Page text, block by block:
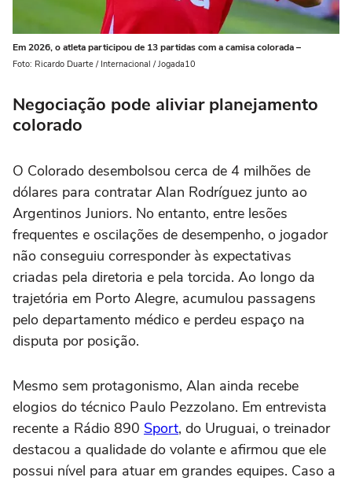
Em 2026, o atleta participou de 13 partidas com a camisa colorada –
Foto: Ricardo Duarte / Internacional / Jogada10
Negociação pode aliviar planejamento
colorado
O Colorado desembolsou cerca de 4 milhões de
dólares para contratar Alan Rodríguez junto ao
Argentinos Juniors. No entanto, entre lesões
frequentes e oscilações de desempenho, o jogador
não conseguiu corresponder às expectativas
criadas pela diretoria e pela torcida. Ao longo da
trajetória em Porto Alegre, acumulou passagens
pelo departamento médico e perdeu espaço na
disputa por posição.
Mesmo sem protagonismo, Alan ainda recebe
elogios do técnico Paulo Pezzolano. Em entrevista
recente a Rádio 890 Sport, do Uruguai, o treinador
destacou a qualidade do volante e afirmou que ele
possui nível para atuar em grandes equipes. Caso a